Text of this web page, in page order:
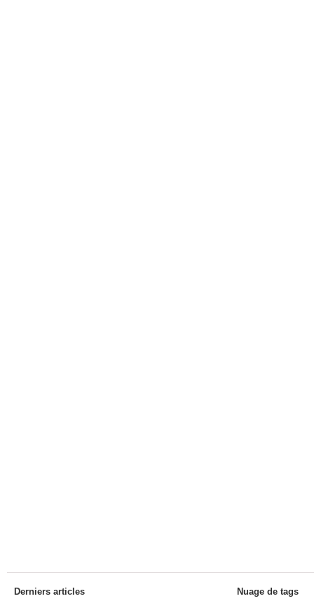
Derniers articles Nuage de tags